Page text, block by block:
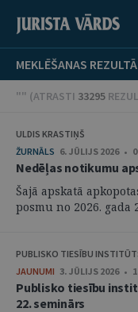
MEKLĒŠANAS
"" (ATRASTI 33295
ULDIS KRASTIŅŠ
ŽURNĀLS 6. JŪLIJS 2026 •
Nedēļas notikumu
Šajā apskatā
posmu no 2026.
PUBLISKO TIESĪBU
JAUNUMI 3. JŪLIJS 2026 •
Publisko tiesību
22. seminārs